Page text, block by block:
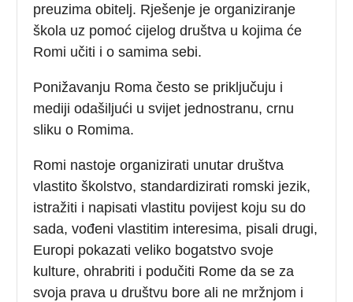
preuzima obitelj. Rješenje je organiziranje
škola uz pomoć cijelog društva u kojima će
Romi učiti i o samima sebi.
Ponižavanju Roma često se priključuju i
mediji odašiljući u svijet jednostranu, crnu
sliku o Romima.
Romi nastoje organizirati unutar društva
vlastito školstvo, standardizirati romski jezik,
istražiti i napisati vlastitu povijest koju su do
sada, vođeni vlastitim interesima, pisali drugi,
Europi pokazati veliko bogatstvo svoje
kulture, ohrabriti i podučiti Rome da se za
svoja prava u društvu bore ali ne mržnjom i